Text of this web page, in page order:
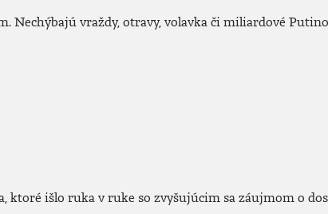
Nechýbajú vraždy, otravy, volavka či miliardové
išlo ruka v ruke so zvyšujúcim sa záujmom o